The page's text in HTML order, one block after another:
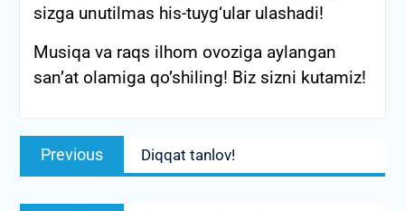
sizga unutilmas his-tuyg‘ular ulashadi!
Musiqa va raqs ilhom ovoziga aylangan
san’at olamiga qo’shiling! Biz sizni kutamiz!
Post
menyusi
Previous
Previous
post:
Diqqat tanlov!